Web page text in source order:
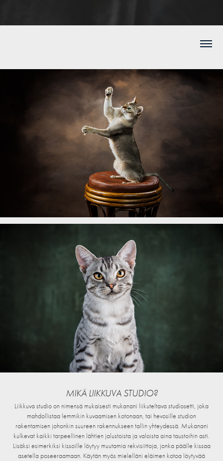
MIKÄ LIIKKUVA STUDIO?
Liikkuva studio on nimensä mukaisesti mukanani liikuteltava studiosetti, joka
mahdollistaa lemmikin kuvaamisen kotonaan, tai hevosille studion
rakentamisen johonkin suureen rakennukseen tallin yhteydessä. Mukanani
kulkevat kaikki tarpeellinen lähtien jalustoista ja valoista aina taustoihin asti.
Lisäksi esimerkiksi kissoille löytyy muutamia rekvisiittoja, jonka päälle kissaa
asetella poseeraamaan. Käytän myös mielelläni eläimen kotoa löytyvää